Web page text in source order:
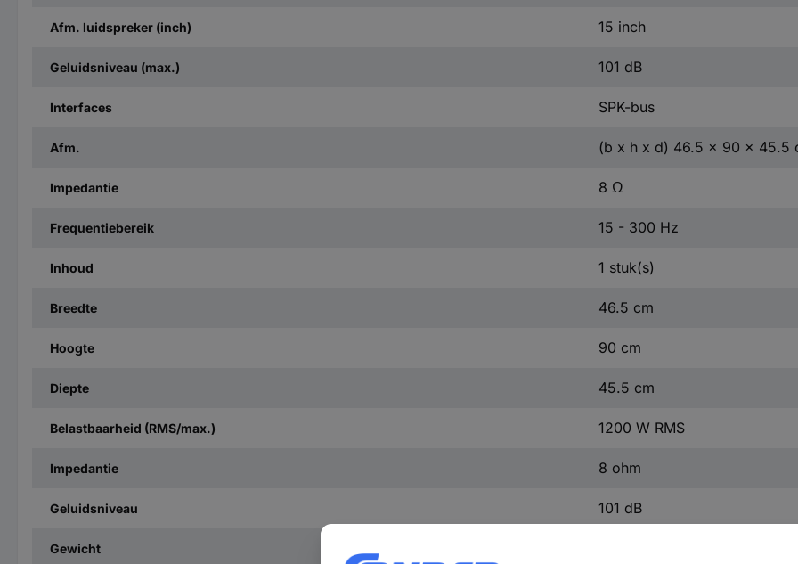
Afm. luidspreker (inch) 15 inch
Geluidsniveau (max.) 101 dB
Interfaces SPK-bus
Afm. (b x h x d) 46.5 x 90 x 45.5
Impedantie 8 Ω
Frequentiebereik 15 - 300 Hz
Inhoud 1 stuk(s)
Breedte 46.5 cm
Hoogte 90 cm
Diepte 45.5 cm
Belastbaarheid (RMS/max.) 1200 W RMS
Impedantie 8 ohm
Geluidsniveau 101 dB
Gewicht